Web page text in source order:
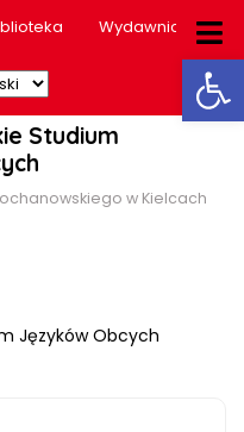
Wydawnictwo
Studium
w Kielcach
Języków Obcych